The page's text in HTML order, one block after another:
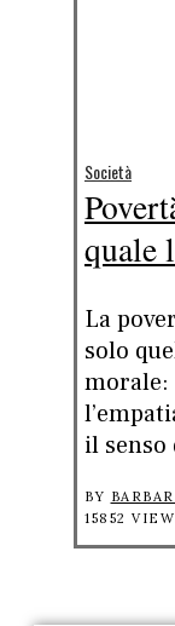
Società
quale
La
solo
morale:
il senso
BY
15852